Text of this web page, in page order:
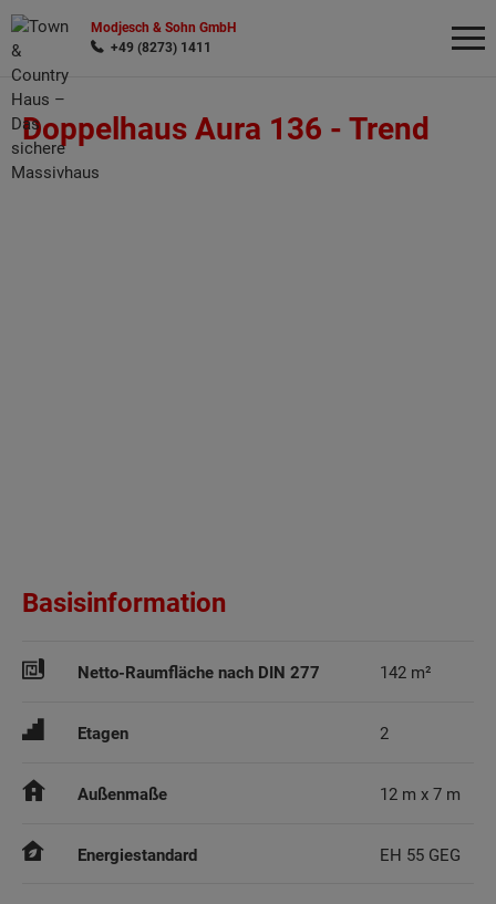
Modjesch & Sohn GmbH
+49 (8273) 1411
Doppelhaus Aura 136 - Trend
Basisinformation
Netto-Raumfläche nach DIN 277 142 m²
Etagen 2
Außenmaße 12 m x 7 m
Energiestandard EH 55 GEG
Wonach möchten Sie suchen?